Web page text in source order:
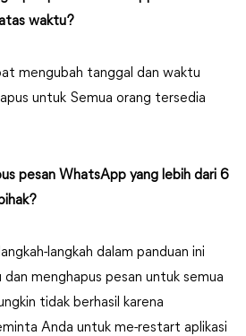
waktu?
mengubah tanggal dan waktu
untuk Semua orang tersedia
pesan WhatsApp yang lebih dari 6
langkah dalam panduan ini
menghapus pesan untuk semua
tidak berhasil karena
Anda untuk me-restart aplikasi